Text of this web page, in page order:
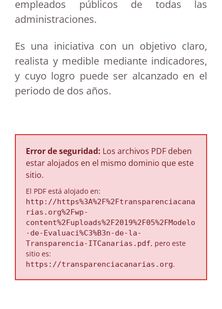
empleados públicos de todas las
administraciones.
Es una iniciativa con un objetivo claro,
realista y medible mediante indicadores,
y cuyo logro puede ser alcanzado en el
periodo de dos años.
Error de seguridad: Los archivos PDF deben
estar alojados en el mismo dominio que este
sitio.
El PDF está alojado en:
http://https%3A%2F%2Ftransparenciacana
rias.org%2Fwp-
content%2Fuploads%2F2019%2F05%2FModelo
-de-Evaluaci%C3%B3n-de-la-
Transparencia-ITCanarias.pdf, pero este
sitio es:
https://transparenciacanarias.org.